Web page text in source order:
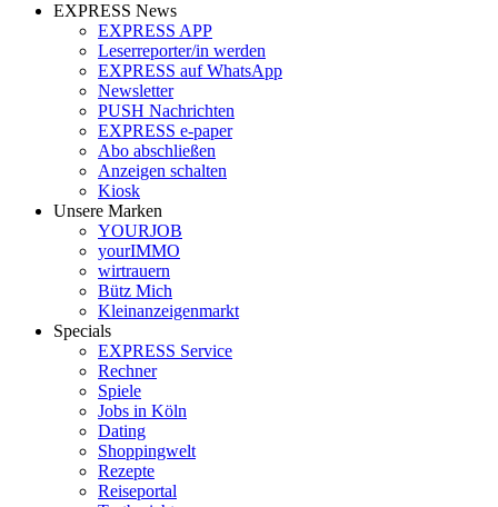
EXPRESS News
EXPRESS APP
Leserreporter/in werden
EXPRESS auf WhatsApp
Newsletter
PUSH Nachrichten
EXPRESS e-paper
Abo abschließen
Anzeigen schalten
Kiosk
Unsere Marken
YOURJOB
yourIMMO
wirtrauern
Bütz Mich
Kleinanzeigenmarkt
Specials
EXPRESS Service
Rechner
Spiele
Jobs in Köln
Dating
Shoppingwelt
Rezepte
Reiseportal